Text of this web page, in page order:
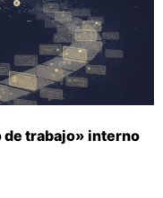
trabajo» interno